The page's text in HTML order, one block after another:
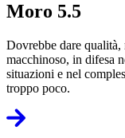
Moro 5.5
Dovrebbe dare qualità,
macchinoso, in difesa
situazioni e nel
troppo poco.